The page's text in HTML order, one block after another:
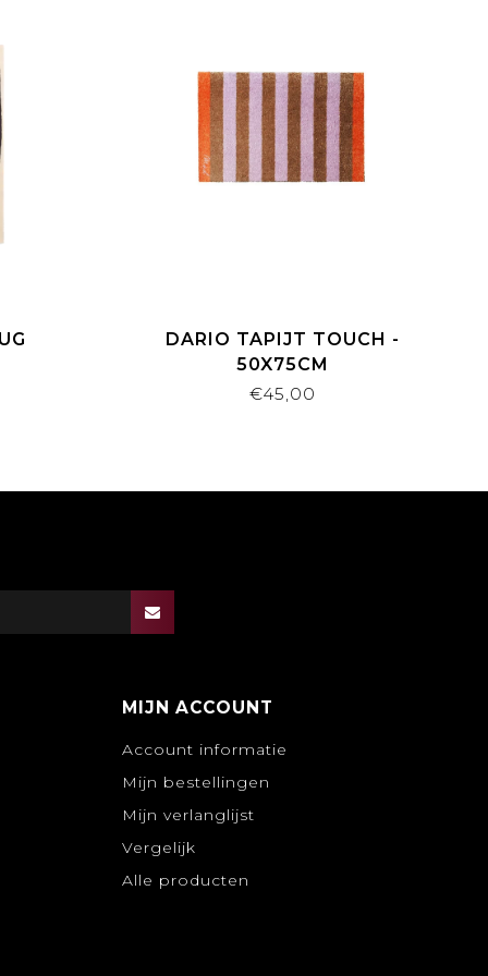
DARIO TAPIJT TOUCH -
50X75CM
€45,00
MIJN ACCOUNT
Account informatie
Mijn bestellingen
Mijn verlanglijst
Vergelijk
Alle producten